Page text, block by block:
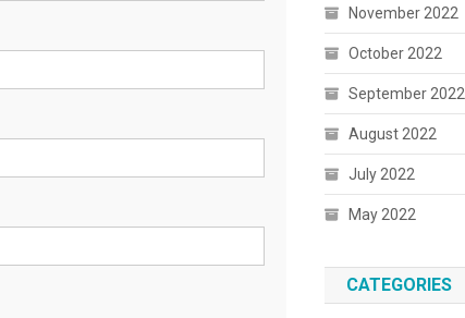
November 2022
October 2022
September 2022
August 2022
July 2022
May 2022
CATEGORIES